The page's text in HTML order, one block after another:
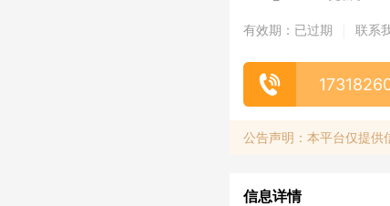
有效期：已过期 联系
公告声明：本平台仅提供
信息详情